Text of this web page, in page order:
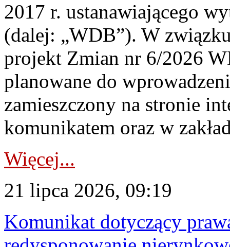
2017 r. ustanawiającego
(dalej: „WDB”). W
projekt Zmian nr 6/2026
planowane do
zamieszczony na stronie
komunikatem oraz w
Więcej...
21 lipca 2026, 09:19
Komunikat dotyczący